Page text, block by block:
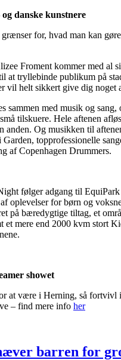
danske kunstnere
for, hvad man kan gøre
Froment kommer med al
at tryllebinde publikum på
vil helt sikkert give dig noget
sammen med musik og sang,
tilskuere. Hele aftenen
anden. Og musikken til
topprofessionelle
af Copenhagen Drummers.
følger adgang til
oplevelser for børn og
på bæredygtige tiltag, et
et mere end 2000 kvm stort
showet
at være i Herning, så fortvivl
– find mere info her
barren for